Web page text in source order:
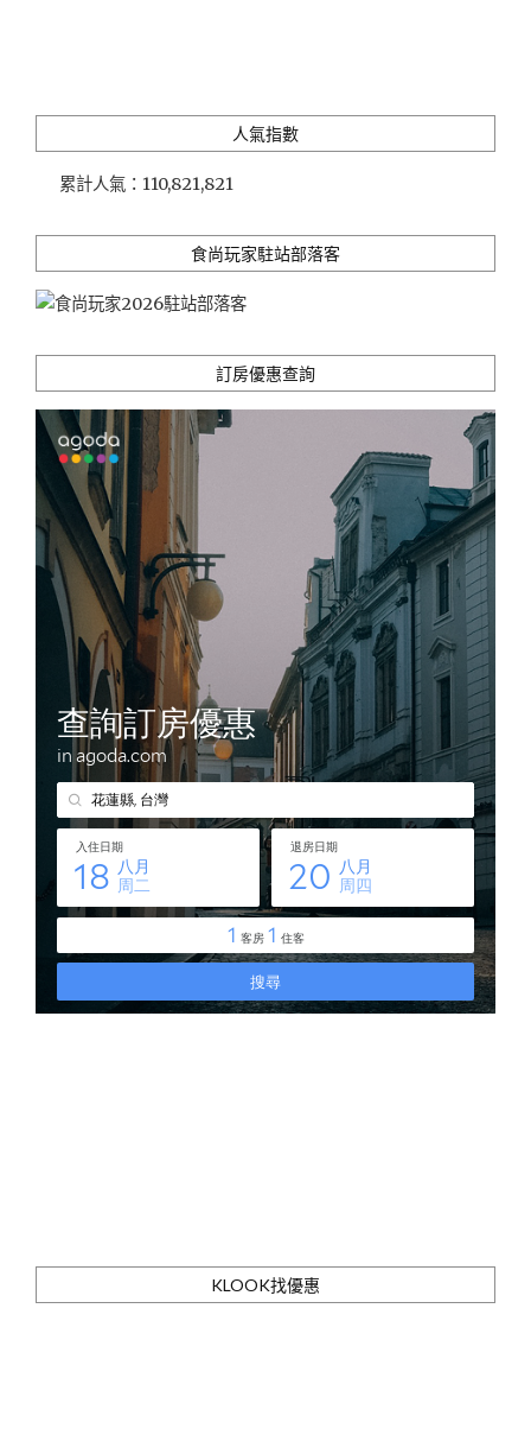
人氣指數
累計人氣： 110,821,821
食尚玩家駐站部落客
訂房優惠查詢
KLOOK找優惠